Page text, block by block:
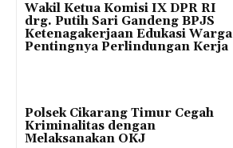
Wakil Ketua Komisi IX DPR RI
drg. Putih Sari Gandeng BPJS
Ketenagakerjaan Edukasi Warga
Pentingnya Perlindungan Kerja
Polsek Cikarang Timur Cegah
Kriminalitas dengan
Melaksanakan OKJ